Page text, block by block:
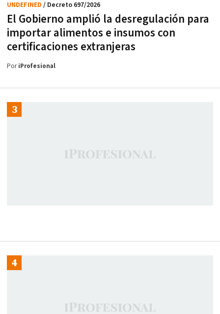
El Gobierno amplió la desregulación para
importar alimentos e insumos con
certificaciones extranjeras
UNDEFINED / Decreto 697/2026
PoriProfesional